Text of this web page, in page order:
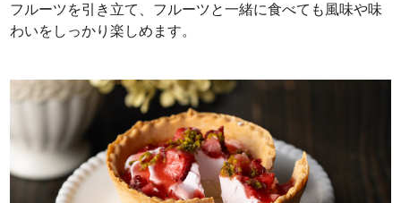
フルーツを引き立て、フルーツと一緒に食べても風味や味
わいをしっかり楽しめます。